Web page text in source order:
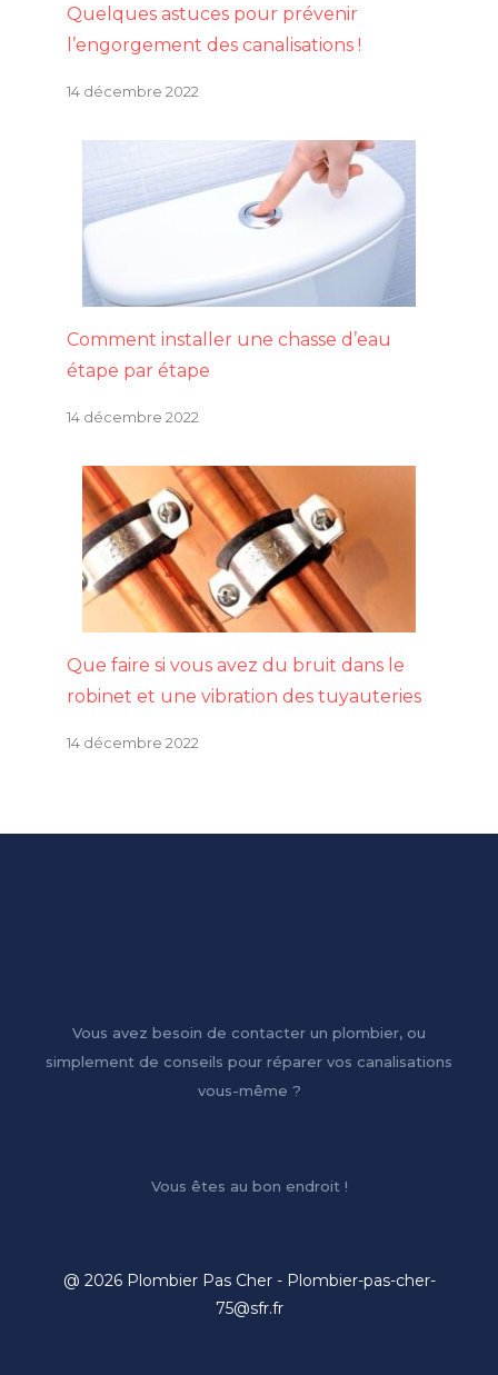
Quelques astuces pour prévenir
l’engorgement des canalisations !
14 décembre 2022
Comment installer une chasse d’eau
étape par étape
14 décembre 2022
Que faire si vous avez du bruit dans le
robinet et une vibration des tuyauteries
14 décembre 2022
Vous avez besoin de contacter un plombier, ou
simplement de conseils pour réparer vos canalisations
vous-même ?
Vous êtes au bon endroit !
@ 2026 Plombier Pas Cher - Plombier-pas-cher-
75@sfr.fr